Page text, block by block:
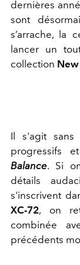
dernières
sont
s’arrache, la
lancer un
collection
Il s'agit
progressifs
Balance. Si
détails
s'inscrivent
XC-72, on
combinée
précédents